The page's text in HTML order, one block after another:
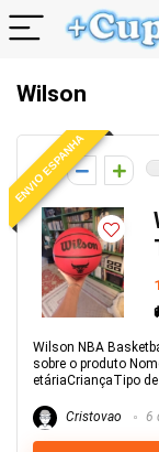
Wilson
ENVIO ESPANHA
0
Wilson NBA
sobre o produto
etáriaCriançaTipo de
Cristovao 6